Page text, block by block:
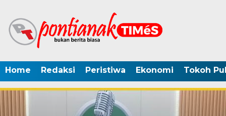
Home Redaksi Peristiwa Ekonomi Tokoh